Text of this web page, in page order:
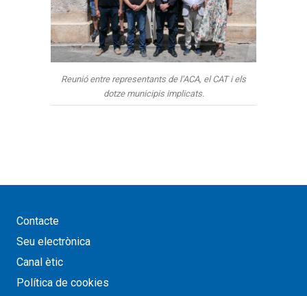
Reunió entre representants de l’ACA, el CAT i els
dotze municipis implicats.
Contacte
Seu electrònica
Canal ètic
Política de cookies